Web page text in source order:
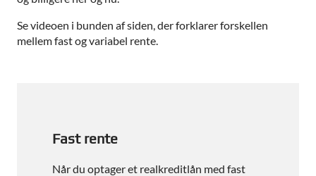
Se videoen i bunden af siden, der forklarer forskellen
mellem fast og variabel rente.
Fast rente
Når du optager et realkreditlån med fast